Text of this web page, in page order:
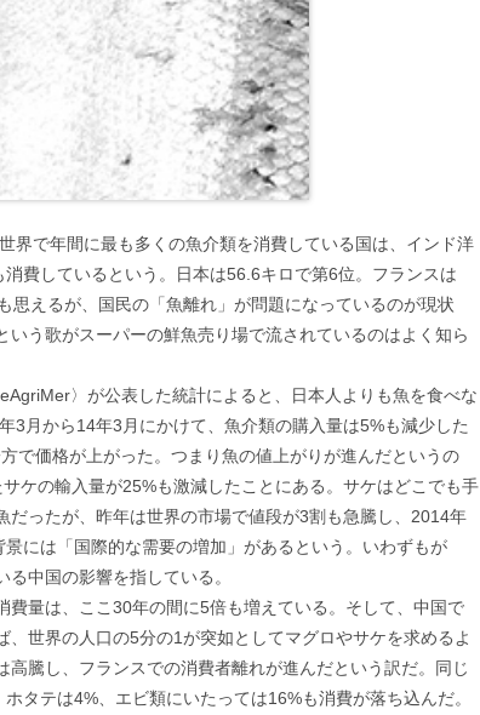
で年間に最も多くの魚介類を消費している国は、インド洋
費しているという。日本は56.6キロで第6位。フランスは
えるが、国民の「魚離れ」が問題になっているのが現状
う歌がスーパーの鮮魚売り場で流されているのはよく知ら
〉が公表した統計によると、日本人よりも魚を食べな
3月から14年3月にかけて、魚介類の購入量は5%も減少した
で価格が上がった。つまり魚の値上がりが進んだというの
ケの輸入量が25%も激減したことにある。サケはどこでも手
ったが、昨年は世界の市場で値段が3割も急騰し、2014年
には「国際的な需要の増加」があるという。いわずもが
中国の影響を指している。
量は、ここ30年の間に5倍も増えている。そして、中国で
世界の人口の5分の1が突如としてマグロやサケを求めるよ
騰し、フランスでの消費者離れが進んだという訳だ。同じ
タテは4%、エビ類にいたっては16%も消費が落ち込んだ。